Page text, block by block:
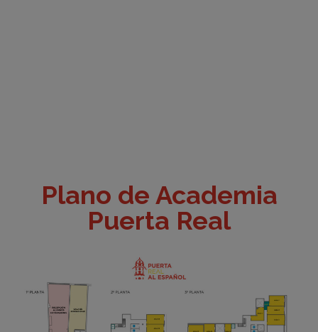
Plano de Academia
Puerta Real